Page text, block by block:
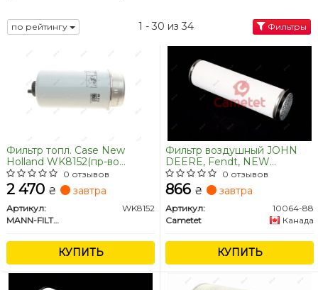
по рейтингу 1 - 30 из 34 Фильтры
Фильтр топл. Case New
Holland WK8152(пр-во
MANN)
0 отзывов
2 470 ₴ завтра
Артикул:
WK8152
MANN-FILTER
КУПИТЬ
Фильтр воздушный JOHN
DEERE, Fendt, NEW
HOLLAND (Cametet) John
Deere [AZ26007, AR26007]
CASE [430288, 80430288,
824846] FENDT
[F280200090030] TEREX
HOLLAND [430288,
75248730, 80430288,
824846] LIEBHERR
0 отзывов
866 ₴ завтра
Артикул:
10064-88
Cametet
Канада
КУПИТЬ